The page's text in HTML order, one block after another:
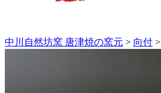
中川自然坊窯 唐津焼の窯元 > 向付 >